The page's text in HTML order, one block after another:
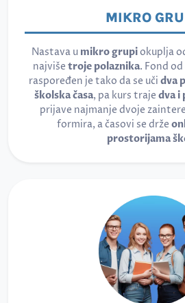
MIKRO
Nastava u mikro grupiokuplja
najviše troje polaznika. Fond od
raspoređen je tako da se uči dva
školska časa, pa kurs traje dva i
prijave najmanje dvoje
formira, a časovi se drže
prostorijama